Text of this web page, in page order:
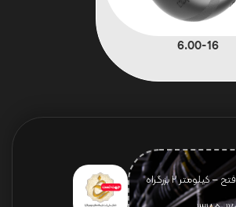
6.00-16
آدرس: تهران -کیلومتر 12 بزرگراه فتح – کیلومتر ۲ بزرگراه